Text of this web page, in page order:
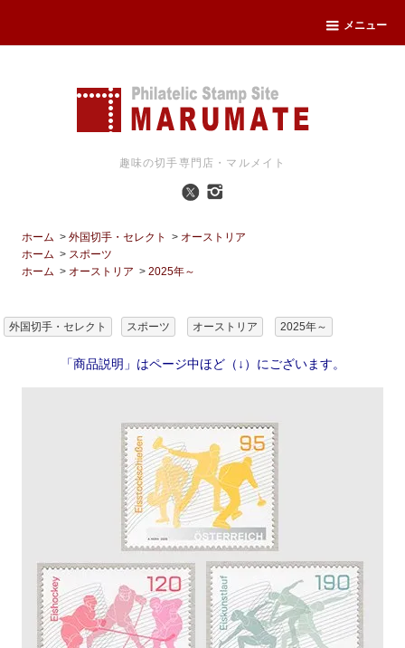
メニュー
趣味の切手専門店・マルメイト
ホーム >外国切手・セレクト > オーストリア
ホーム > スポーツ
ホーム > オーストリア >2025年～
外国切手・セレクト スポーツ オーストリア 2025年～
「商品説明」はページ中ほど（↓）にございます。